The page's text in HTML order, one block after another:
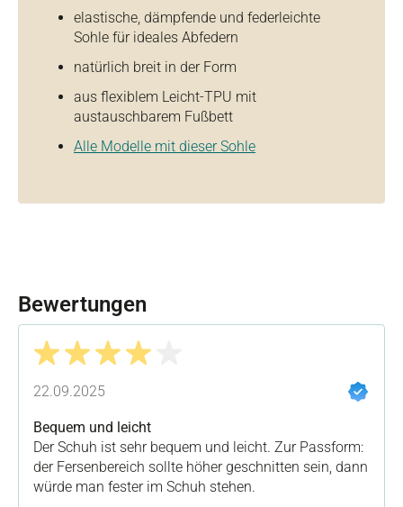
elastische, dämpfende und federleichte
Sohle für ideales Abfedern
natürlich breit in der Form
aus flexiblem Leicht-TPU mit
austauschbarem Fußbett
Alle Modelle mit dieser Sohle
Bewertungen
Bewertung mit 4 von 5 Sternen
22.09.2025
Bequem und leicht
Der Schuh ist sehr bequem und leicht. Zur Passform:
der Fersenbereich sollte höher geschnitten sein, dann
würde man fester im Schuh stehen.